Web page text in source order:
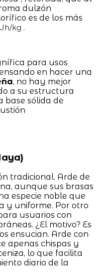
dulzón
es de los más
kg .
para usos
en hacer una
, no hay mejor
a su estructura
base sólida de
tradicional. Arde de
aunque sus brasas
especie noble que
y uniforme. Por otro
usuarios con
¿El motivo? Es
ensucian. Arde con
apenas chispas y
lo que facilita
diario de la